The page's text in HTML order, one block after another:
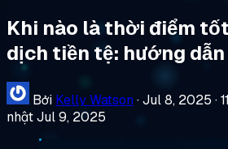
Khi nào là thời điểm
dịch tiền tệ: hướng dẫn
Bởi Kelly Watson ·Jul 8, 2025 ·
nhật Jul 9, 2025